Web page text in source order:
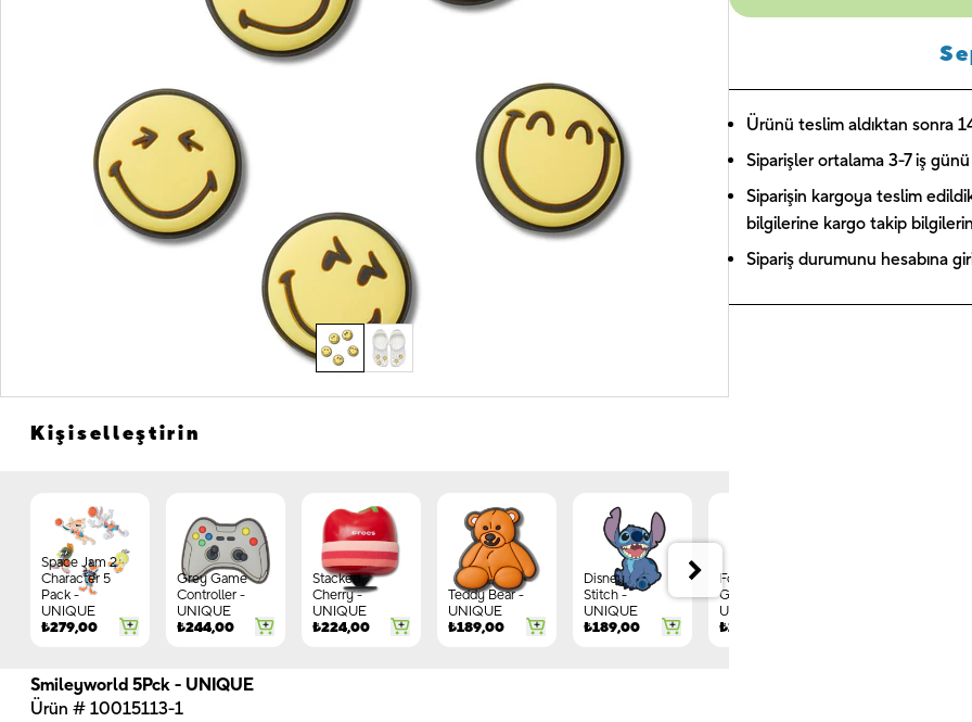
Kişiselleştirin
Space Jam 2
Character 5
Pack -
UNIQUE
₺279,00
Grey Game
Controller -
UNIQUE
₺244,00
Stacked
Cherry -
UNIQUE
₺224,00
Teddy Bear -
UNIQUE
₺189,00
Disney
Stitch -
UNIQUE
₺189,00
Forest
Gnome -
UNIQUE
₺149,00
Smileyworld 5Pck - UNIQUE
Ürün # 10015113-1
Ürünü teslim aldıktan sonra
Siparişler ortalama 3-7 iş
Siparişin kargoya teslim
bilgilerine kargo takip
Sipariş durumunu hesabına